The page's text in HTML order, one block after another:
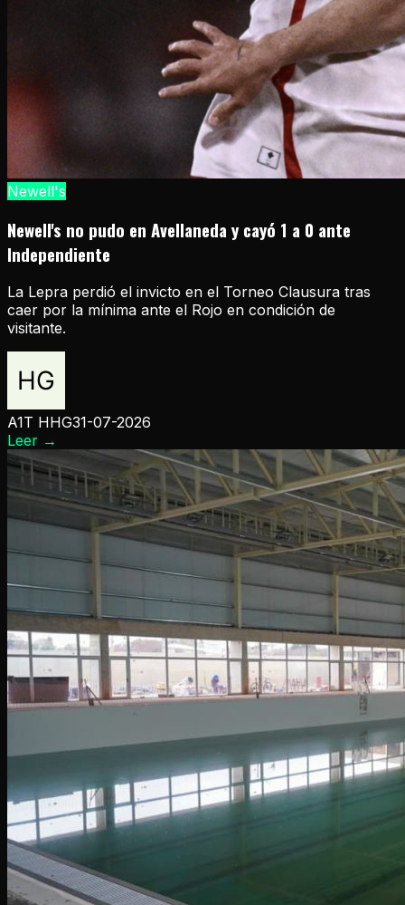
Newell's
Newell's no pudo en Avellaneda y cayó 1 a 0 ante
Independiente
La Lepra perdió el invicto en el Torneo Clausura tras
caer por la mínima ante el Rojo en condición de
visitante.
A1T HHG31-07-2026
Leer →